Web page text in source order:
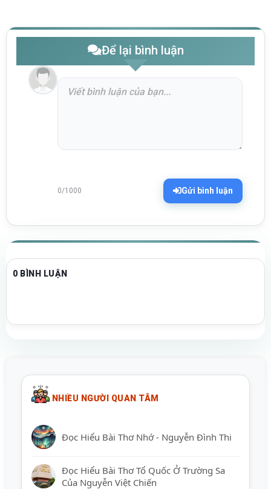
Để lại bình luận
0/1000 Gửi bình luận
0 BÌNH LUẬN
NHIỀU NGƯỜI QUAN TÂM
Đọc Hiểu Bài Thơ Nhớ - Nguyễn Đình Thi
Đọc Hiểu Bài Thơ Tổ Quốc Ở Trường Sa
Của Nguyễn Việt Chiến